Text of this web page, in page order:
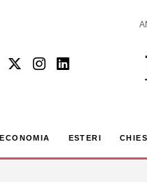
ECONOMIA ESTERI